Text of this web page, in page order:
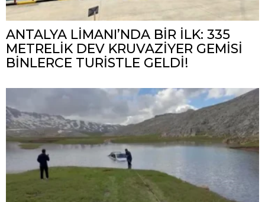
ANTALYA LİMANI’NDA BİR İLK: 335
METRELİK DEV KRUVAZİYER GEMİSİ
BİNLERCE TURİSTLE GELDİ!